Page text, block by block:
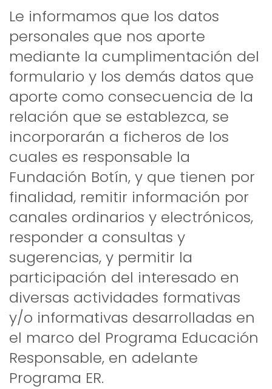
Le informamos que los datos
personales que nos aporte
mediante la cumplimentación del
formulario y los demás datos que
aporte como consecuencia de la
relación que se establezca, se
incorporarán a ficheros de los
cuales es responsable la
Fundación Botín, y que tienen por
finalidad, remitir información por
canales ordinarios y electrónicos,
responder a consultas y
sugerencias, y permitir la
participación del interesado en
diversas actividades formativas
y/o informativas desarrolladas en
el marco del Programa Educación
Responsable, en adelante
Programa ER.